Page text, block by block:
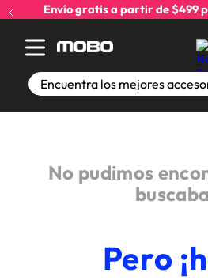
Envío gratis a partir de $499
Encuentra los mejores
No pudimos
Pero